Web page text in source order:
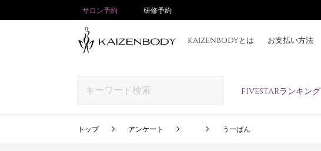
サロン予約 研修予約
KAIZENBODYとは お支払い方法
FIVESTARランキング
トップ アンケート うーぱん